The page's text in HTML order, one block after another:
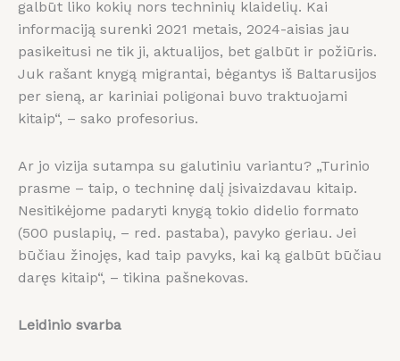
galbūt liko kokių nors techninių klaidelių. Kai
informaciją surenki 2021 metais, 2024-aisias jau
pasikeitusi ne tik ji, aktualijos, bet galbūt ir požiūris.
Juk rašant knygą migrantai, bėgantys iš Baltarusijos
per sieną, ar kariniai poligonai buvo traktuojami
kitaip“, – sako profesorius.
Ar jo vizija sutampa su galutiniu variantu? „Turinio
prasme – taip, o techninę dalį įsivaizdavau kitaip.
Nesitikėjome padaryti knygą tokio didelio formato
(500 puslapių, – red. pastaba), pavyko geriau. Jei
būčiau žinojęs, kad taip pavyks, kai ką galbūt būčiau
daręs kitaip“, – tikina pašnekovas.
Leidinio svarba